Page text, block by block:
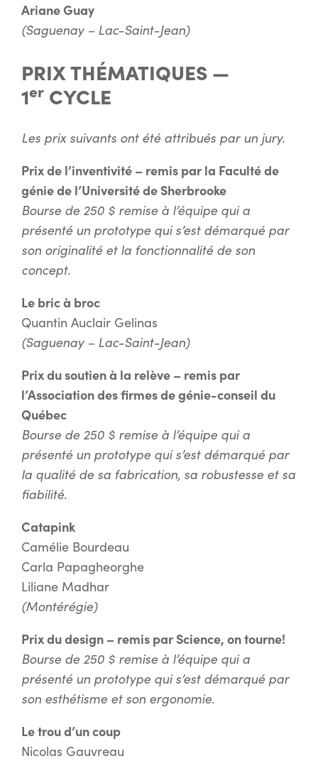
Ariane Guay
(Saguenay – Lac-Saint-Jean)
PRIX THÉMATIQUES —
1er CYCLE
Les prix suivants ont été attribués par un jury.
Prix de l’inventivité – remis par la Faculté de
génie de l’Université de Sherbrooke
Bourse de 250 $ remise à l’équipe qui a
présenté un prototype qui s’est démarqué par
son originalité et la fonctionnalité de son
concept.
Le bric à broc
Quantin Auclair Gelinas
(Saguenay – Lac-Saint-Jean)
Prix du soutien à la relève – remis par
l’Association des firmes de génie-conseil du
Québec
Bourse de 250 $ remise à l’équipe qui a
présenté un prototype qui s’est démarqué par
la qualité de sa fabrication, sa robustesse et sa
fiabilité.
Catapink
Camélie Bourdeau
Carla Papagheorghe
Liliane Madhar
(Montérégie)
Prix du design – remis par Science, on tourne!
Bourse de 250 $ remise à l’équipe qui a
présenté un prototype qui s’est démarqué par
son esthétisme et son ergonomie.
Le trou d’un coup
Nicolas Gauvreau